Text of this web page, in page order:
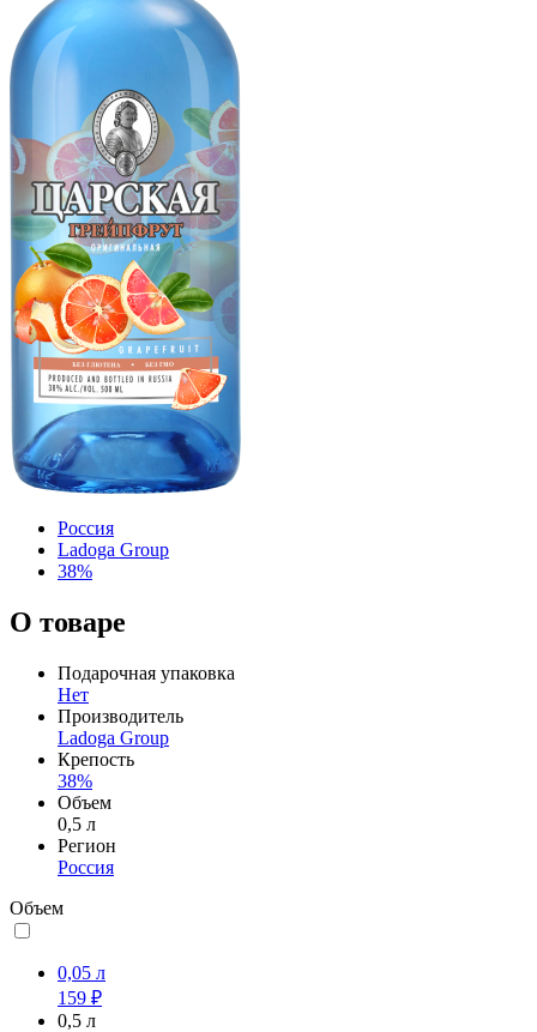
Россия
Ladoga Group
38%
О товаре
Подарочная упаковка
Нет
Производитель
Ladoga Group
Крепость
38%
Объем
0,5 л
Регион
Россия
Объем
0,05 л
159 ₽
0,5 л